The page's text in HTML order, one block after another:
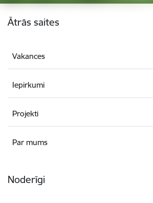
Kājene
Ātrās saites
Vakances
Iepirkumi
Projekti
Par mums
Noderīgi